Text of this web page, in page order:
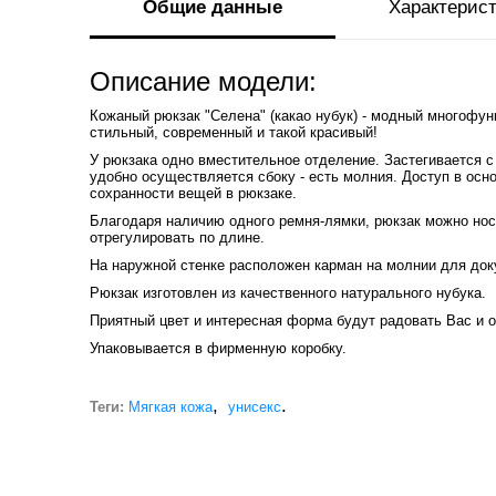
Общие данные
Описание модели:
Кожаный рюкзак "Селена" (какао нубук) - модный
стильный, современный и такой красивый!
У рюкзака одно вместительное отделение.
удобно осуществляется сбоку - есть молния. Доступ в
сохранности вещей в рюкзаке.
Благодаря наличию одного ремня-лямки, рюкзак можно
отрегулировать по длине.
На наружной стенке расположен карман на молнии для
Рюкзак изготовлен из качественного натурального нубука.
Приятный цвет и интересная форма будут радовать Вас и
Упаковывается в фирменную коробку.
Теги: Мягкая кожа, унисекс.